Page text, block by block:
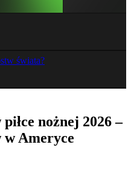
świata?
nożnej 2026 –
Ameryce